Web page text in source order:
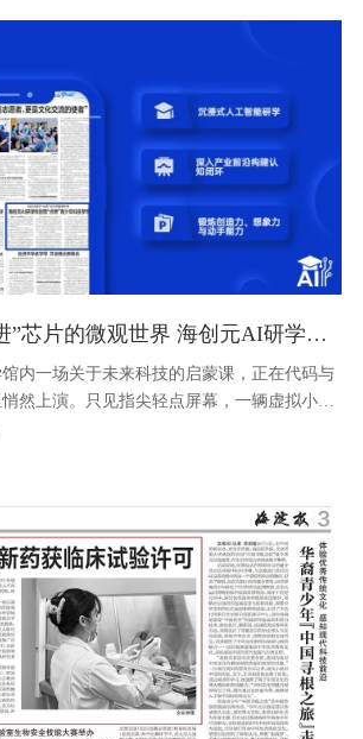
沉浸式研学“走进”芯片的微观世界 海创元AI研学科创营“点燃”青少年科技梦想
内一场关于未来科技的启蒙课，正在代码与
然上演。只见指尖轻点屏幕，一辆虚拟小车
穿梭，最终稳稳停在障碍物前。